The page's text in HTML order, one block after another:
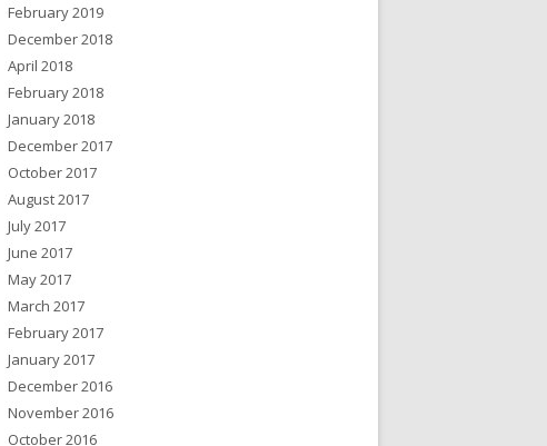
February 2019
December 2018
April 2018
February 2018
January 2018
December 2017
October 2017
August 2017
July 2017
June 2017
May 2017
March 2017
February 2017
January 2017
December 2016
November 2016
October 2016